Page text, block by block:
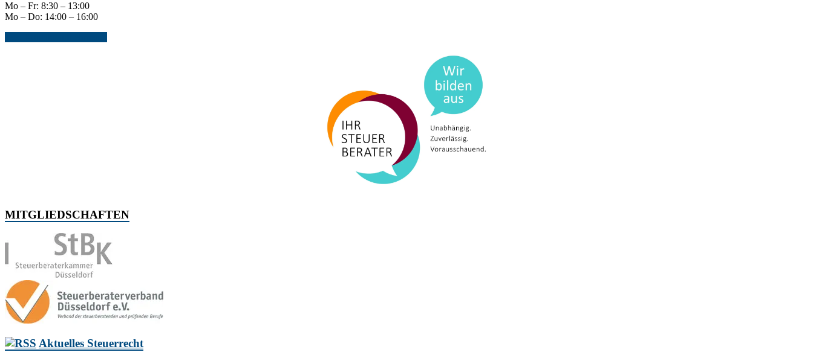
Mo – Fr: 8:30 – 13:00
Mo – Do: 14:00 – 16:00
MITGLIEDSCHAFTEN
Aktuelles Steuerrecht